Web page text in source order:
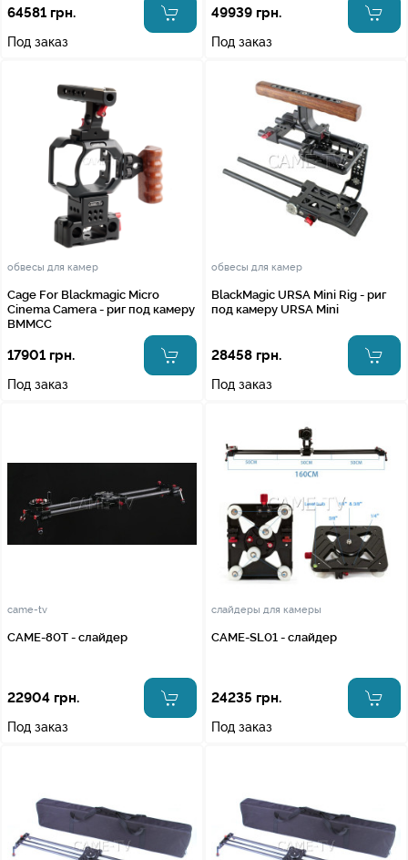
64581 грн.
Под заказ
49939 грн.
Под заказ
обвесы для камер
Cage For Blackmagic Micro
Cinema Camera - риг под камеру
BMMCC
17901 грн.
Под заказ
обвесы для камер
BlackMagic URSA Mini Rig - риг
под камеру URSA Mini
28458 грн.
Под заказ
came-tv
CAME-80T - слайдер
22904 грн.
Под заказ
слайдеры для камеры
CAME-SL01 - слайдер
24235 грн.
Под заказ